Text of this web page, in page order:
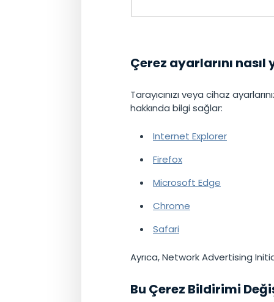
Çerez ayarlarını
Tarayıcınızı veya cihaz
hakkında bilgi sağlar:
Internet Explorer
Firefox
Microsoft Edge
Chrome
Safari
Ayrıca, Network Advertising
Bu Çerez Bildirimi